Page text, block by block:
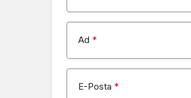
Ad *
E-Posta *